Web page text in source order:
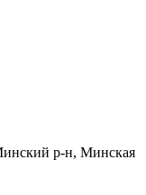
р-н, Минская